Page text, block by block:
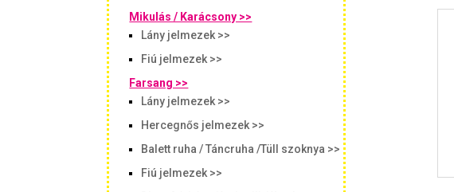
Mikulás / Karácsony >>
Lány jelmezek >>
Fiú jelmezek >>
Farsang >>
Lány jelmezek >>
Hercegnős jelmezek >>
Balett ruha / Táncruha /Tüll szoknya >>
Fiú jelmezek >>